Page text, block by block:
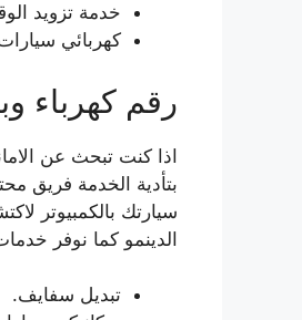
خدمة تزويد
كهربائي
رقم كهرباء
اذا كنت تبحث عن
بتأدية الخدمة فريق
سيارتك بالكمبيوتر
الدينمو كما نوفر
تبديل سفايف.